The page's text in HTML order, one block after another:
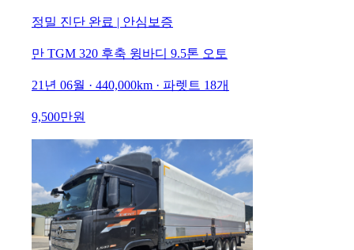
정밀 진단 완료 | 안심보증
만 TGM 320 후축 윙바디 9.5톤 오토
21년 06월 · 440,000km · 파렛트 18개
9,500만원